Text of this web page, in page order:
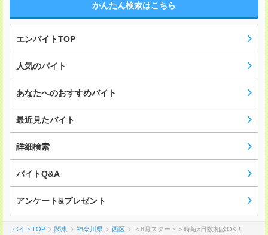
かんたん検索はこちら
エンバイトTOP
人気のバイト
あなたへのおすすめバイト
最近見たバイト
詳細検索
バイトQ&A
アンケート&プレゼント
バイトTOP 関東 神奈川県 西区 ＜8月スタート＞時短×日数相談OK！